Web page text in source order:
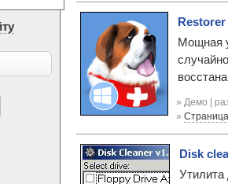
Restorer
Мощная
» Демо |
»
Disk
Утилита